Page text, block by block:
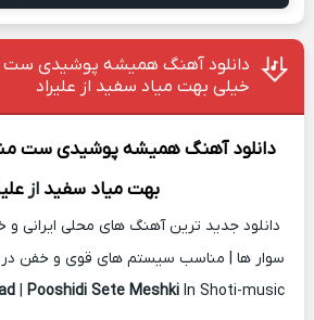
دانلود آهنگ همیشه پوشیدی ست
خیلی بهت میاد سفید از علیراد
دانلود آهنگ همیشه پوشیدی ست
بهت میاد سفید از
دانلود جدید ترین آهنگ های محلی ایرانی و
سوار ها | مناسب سیستم های قوی و خفن
| Pooshidi Sete MeshkiIn Shoti-music